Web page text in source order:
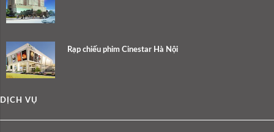
Rạp chiếu phim Cinestar Hà Nội
DỊCH VỤ